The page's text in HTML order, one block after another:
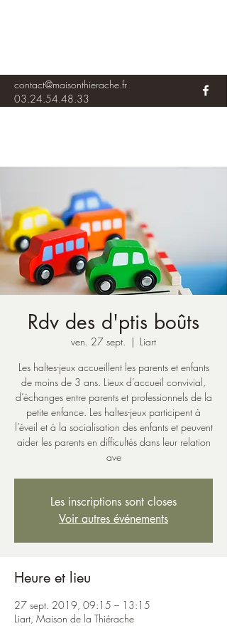
contact@maisonthierache.fr
03.24.54.48.33
Rdv des d'ptis boûts
ven. 27 sept.
  |
Liart
Les haltes-jeux accueillent les parents et enfants
de moins de 3 ans. Lieux d’accueil convivial,
d’échanges entre parents et professionnels de la
petite enfance. Les haltes-jeux participent à
l’éveil et à la socialisation des enfants et peuvent
aider les parents en difficultés dans leur relation
ave
Les inscriptions sont closes
Voir autres événements
Heure et lieu
27 sept. 2019, 09:15 – 13:15
Liart, Maison de la Thiérache